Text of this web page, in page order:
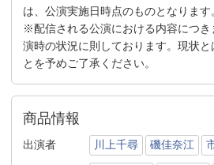
は、公演実施日時点のものとなります
※配信される公演における内容につき
演時の状況に則しております。現状と
とを予めご了承ください。
商品情報
出演者 川上千尋 磯佳奈江